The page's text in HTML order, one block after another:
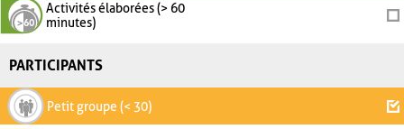
Activités élaborées (> 60
minutes)
PARTICIPANTS
Petit groupe (< 30)